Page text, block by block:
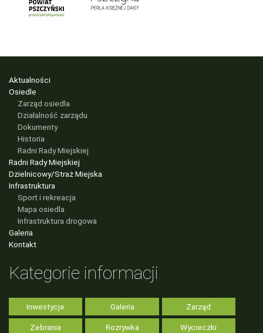
Aktualności
Osiedle
Zarząd osiedla
Działalność zarządu
Dokumenty
Historia
Radni Rady Miejskiej
Radni Rady Miejskiej
Dzielnicowy/Straż Miejska
Infrastruktura
Sport i rekreacja
Mapa osiedla
Infrastruktura drogowa
Galeria
Kontakt
Kategorie informacji
Inwestycje Galeria Zarząd
Zebrania Rozrywka Wycieczki